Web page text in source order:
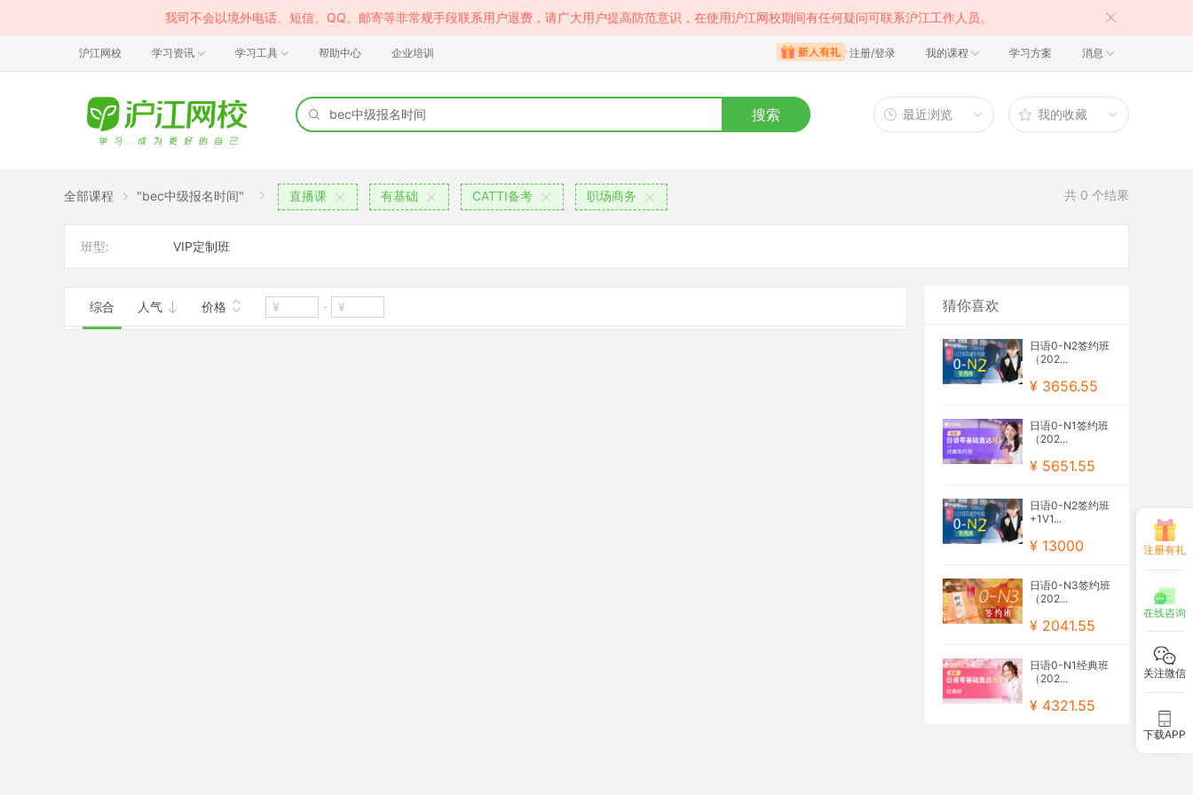
我司不会以境外电话、短信、QQ、邮寄等非常规手段联系用户退费，请广大用户提高防范意识，在使用沪江网校期间有任何疑问可联系沪江工作人员。
沪江网校 学习资讯 学习工具 帮助中心 企业培训 注册/登录 我的课程 学习方案 消息
搜索 最近浏览 我的收藏
全部课程 "bec中级报名时间" 直播课 有基础 CATTI备考 职场商务 共 0 个结果
班型: VIP定制班
综合 人气 价格 - 猜你喜欢
日语0-N2签约班
（202...
¥ 3656.55
日语0-N1签约班
（202...
¥ 5651.55
日语0-N2签约班
+1V1...
¥ 13000
日语0-N3签约班
（202...
¥ 2041.55
日语0-N1经典班
（202...
¥ 4321.55
注册有礼
在线咨询
关注微信
下载APP